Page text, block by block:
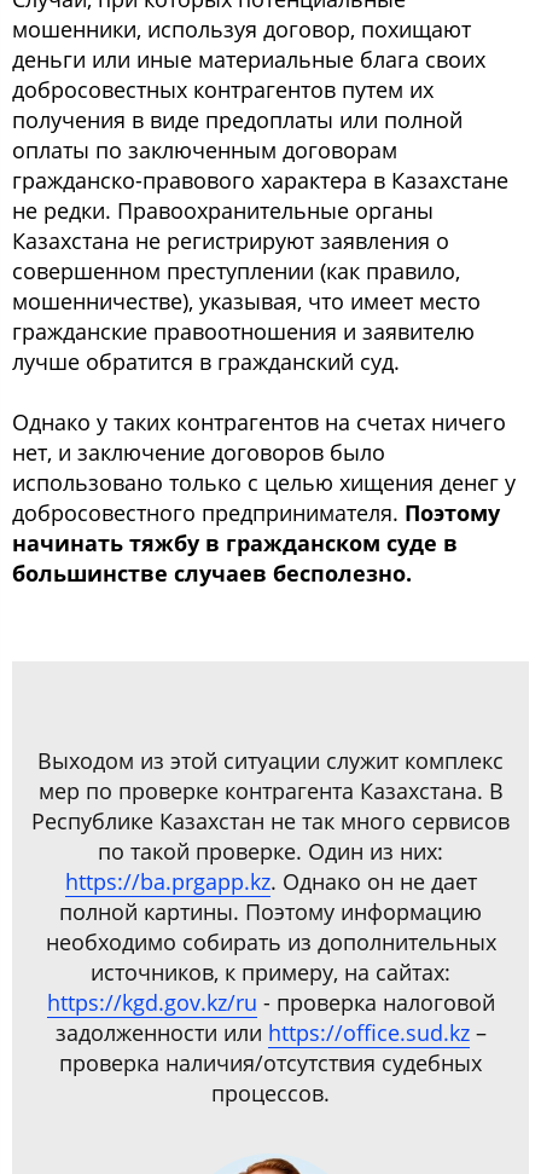
мошенники, используя договор, похищают
деньги или иные материальные блага своих
добросовестных контрагентов путем их
получения в виде предоплаты или полной
оплаты по заключенным договорам
гражданско-правового характера в Казахстане
не редки. Правоохранительные органы
Казахстана не регистрируют заявления о
совершенном преступлении (как правило,
мошенничестве), указывая, что имеет место
гражданские правоотношения и заявителю
лучше обратится в гражданский суд.
Однако у таких контрагентов на счетах ничего
нет, и заключение договоров было
использовано только с целью хищения денег у
добросовестного предпринимателя. Поэтому
начинать тяжбу в гражданском суде в
большинстве случаев бесполезно.
Выходом из этой ситуации служит комплекс
мер по проверке контрагента Казахстана. В
Республике Казахстан не так много сервисов
по такой проверке. Один из них:
https://ba.prgapp.kz. Однако он не дает
полной картины. Поэтому информацию
необходимо собирать из дополнительных
источников, к примеру, на сайтах:
https://kgd.gov.kz/ru - проверка налоговой
задолженности или https://office.sud.kz–
проверка наличия/отсутствия судебных
процессов.